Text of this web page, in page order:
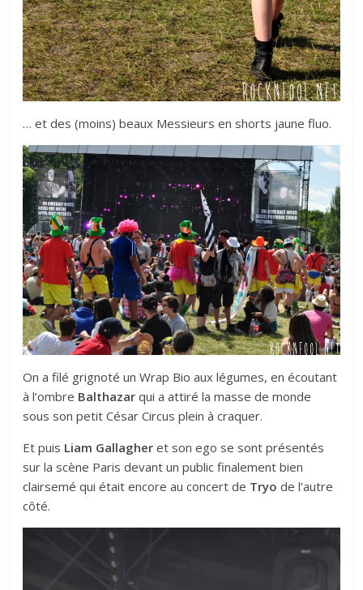
… et des (moins) beaux Messieurs en shorts jaune fluo.
On a filé grignoté un Wrap Bio aux légumes, en écoutant
à l’ombre Balthazar qui a attiré la masse de monde
sous son petit César Circus plein à craquer.
Et puis Liam Gallagher et son ego se sont présentés
sur la scène Paris devant un public finalement bien
clairsemé qui était encore au concert de Tryo de l’autre
côté.